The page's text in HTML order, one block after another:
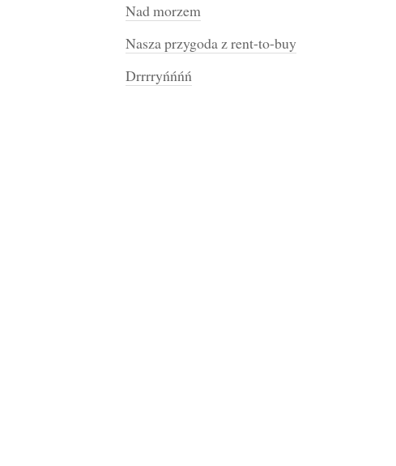
Nad morzem
Nasza przygoda z rent-to-buy
Drrrryńńńń